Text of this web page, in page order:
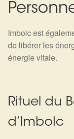
Imbolc est
de libérer les
énergie vitale.
Rituel du
d’Imbolc